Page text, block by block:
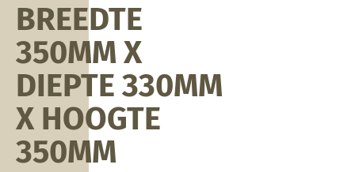
BREEDTE
350MM X
DIEPTE 330MM
X HOOGTE
350MM